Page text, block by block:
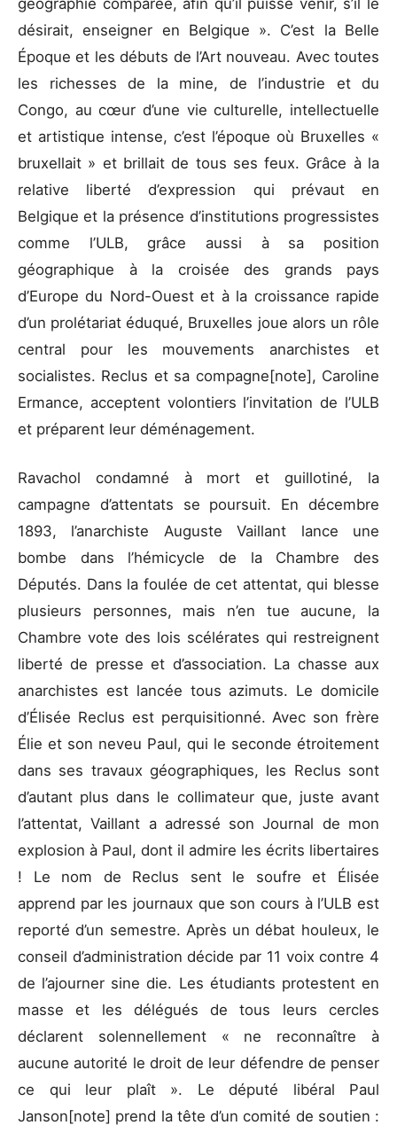
géographie comparée, afin qu’il puisse venir, s’il le
désirait, enseigner en Belgique ». C’est la Belle
Époque et les débuts de l’Art nouveau. Avec toutes
les richesses de la mine, de l’industrie et du
Congo, au cœur d’une vie culturelle, intellectuelle
et artistique intense, c’est l’époque où Bruxelles «
bruxellait » et brillait de tous ses feux. Grâce à la
relative liberté d’expression qui prévaut en
Belgique et la présence d’institutions progressistes
comme l’ULB, grâce aussi à sa position
géographique à la croisée des grands pays
d’Europe du Nord-Ouest et à la croissance rapide
d’un prolétariat éduqué, Bruxelles joue alors un rôle
central pour les mouvements anarchistes et
socialistes. Reclus et sa compagne[note], Caroline
Ermance, acceptent volontiers l’invitation de l’ULB
et préparent leur déménagement.
Ravachol condamné à mort et guillotiné, la
campagne d’attentats se poursuit. En décembre
1893, l’anarchiste Auguste Vaillant lance une
bombe dans l’hémicycle de la Chambre des
Députés. Dans la foulée de cet attentat, qui blesse
plusieurs personnes, mais n’en tue aucune, la
Chambre vote des lois scélérates qui restreignent
liberté de presse et d’association. La chasse aux
anarchistes est lancée tous azimuts. Le domicile
d’Élisée Reclus est perquisitionné. Avec son frère
Élie et son neveu Paul, qui le seconde étroitement
dans ses travaux géographiques, les Reclus sont
d’autant plus dans le collimateur que, juste avant
l’attentat, Vaillant a adressé son Journal de mon
explosion à Paul, dont il admire les écrits libertaires
! Le nom de Reclus sent le soufre et Élisée
apprend par les journaux que son cours à l’ULB est
reporté d’un semestre. Après un débat houleux, le
conseil d’administration décide par 11 voix contre 4
de l’ajourner sine die. Les étudiants protestent en
masse et les délégués de tous leurs cercles
déclarent solennellement « ne reconnaître à
aucune autorité le droit de leur défendre de penser
ce qui leur plaît ». Le député libéral Paul
Janson[note] prend la tête d’un comité de soutien :